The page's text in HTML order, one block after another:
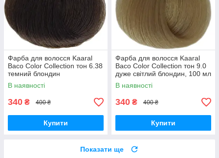
Фарба для волосся Kaaral
Baco Color Collection тон 6.38
темний блондин
червонувато-коричневий,100
мл
В наявності
340 ₴ 400 ₴
Купити
Фарба для волосся Kaaral
Baco Color Collection тон 9.0
дуже світлий блондин, 100 мл
В наявності
340 ₴ 400 ₴
Купити
Показати ще